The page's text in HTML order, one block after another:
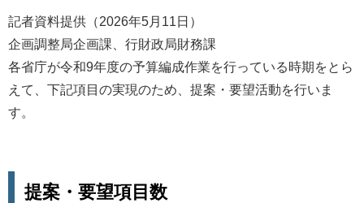
記者資料提供（2026年5月11日）
企画調整局企画課、行財政局財務課
各省庁が令和9年度の予算編成作業を行っている時期をとら
えて、下記項目の実現のため、提案・要望活動を行いま
す。
提案・要望項目数